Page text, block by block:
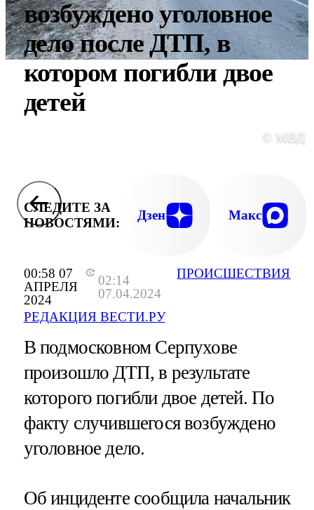
00:58 07
АПРЕЛЯ
2024
02:14
07.04.2024
РЕДАКЦИЯ ВЕСТИ.РУ
ПРОИСШЕСТВИЯ
возбуждено уголовное
дело после ДТП, в
котором погибли двое
детей
© МВД
СЛЕДИТЕ ЗА
НОВОСТЯМИ:
Дзен Макс
В подмосковном Серпухове
произошло ДТП, в результате
которого погибли двое детей. По
факту случившегося возбуждено
уголовное дело.
Об инциденте сообщила начальник